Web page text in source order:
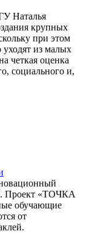
Наталья
крупных
при этом
уходят из малых
четкая оценка
социального и,
Проект «ТОЧКА
обучающие
от